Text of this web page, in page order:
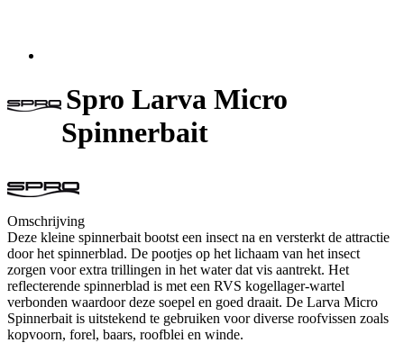
Spro Larva Micro
Spinnerbait
Omschrijving
Deze kleine spinnerbait bootst een insect na en versterkt de attractie
door het spinnerblad. De pootjes op het lichaam van het insect
zorgen voor extra trillingen in het water dat vis aantrekt. Het
reflecterende spinnerblad is met een RVS kogellager-wartel
verbonden waardoor deze soepel en goed draait. De Larva Micro
Spinnerbait is uitstekend te gebruiken voor diverse roofvissen zoals
kopvoorn, forel, baars, roofblei en winde.